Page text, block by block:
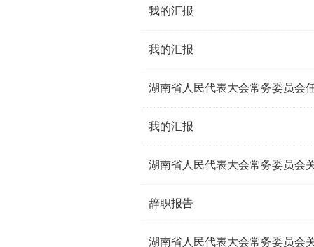
我的汇报
我的汇报
湖南省人民代表大会常务委员会
我的汇报
辞职报告